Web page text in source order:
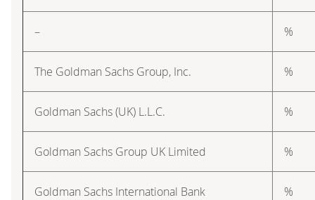
– %
The Goldman Sachs Group, Inc. %
Goldman Sachs (UK) L.L.C. %
Goldman Sachs Group UK Limited %
Goldman Sachs International Bank %